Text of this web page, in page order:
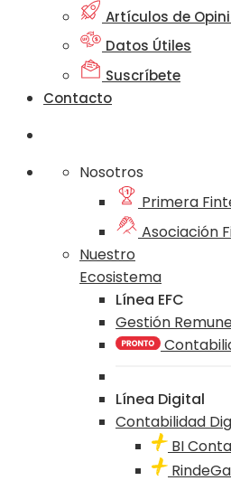
Artículos de
Datos Útiles
Suscríbete
Contacto
Nosotros
Primera
Asociación
Nuestro
Ecosistema
Línea EFC
Gestión
Línea Digital
Contabilidad
BI